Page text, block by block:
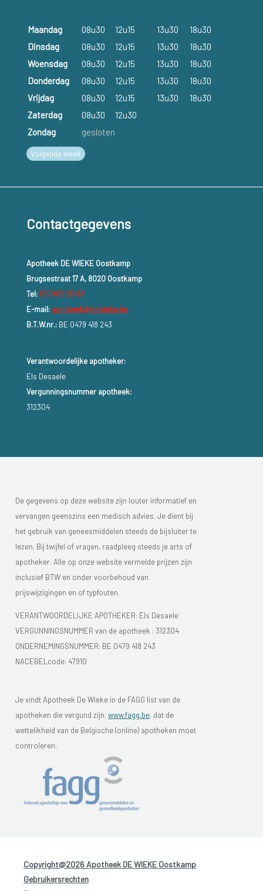
Maandag 08u30 12u15 13u30
18u30
Dinsdag
08u30 12u15 13u30
18u30
Woensdag
08u30 12u15 13u30
18u30
Donderdag
08u30 12u15 13u30
18u30
Vrijdag
08u30 12u15 13u30
18u30
Zaterdag
08u30
12u30
Zondag
gesloten
Volgende week
Contactgegevens
Apotheek DE WIEKE Oostkamp
Brugsestraat 17 A, 8020 Oostkamp
Tel: 050/82 28 83
E-mail: apotheek@dewieke.be
B.T.W.nr.:BE 0479 418 243
Verantwoordelijke apotheker:
Els Desaele
Vergunningsnummer apotheek:
312304
De gegevens op deze website zijn louter informatief en
vervangen geenszins een medisch advies. Je dient bij
het gebruik van geneesmiddelen steeds de bijsluiter te
lezen. Bij twijfel of vragen, raadpleeg steeds je arts of
apotheker. Alle op onze website vermelde prijzen zijn
inclusief BTW en onder voorbehoud van
prijswijzigingen en of typfouten.
VERANTWOORDELIJKE APOTHEKER: Els Desaele
VERGUNNINGSNUMMER van de apotheek : 312304
ONDERNEMINGSNUMMER: BE 0479 418 243
NACEBELcode: 47910
Je vindt Apotheek De Wieke in de FAGG list van de
apotheken die vergund zijn. www.fagg.be, dat de
wettelikheid van de Belgische (online) apotheken moet
controleren.
Copyright@2026 Apotheek DE WIEKE Oostkamp
Gebruikersrechten